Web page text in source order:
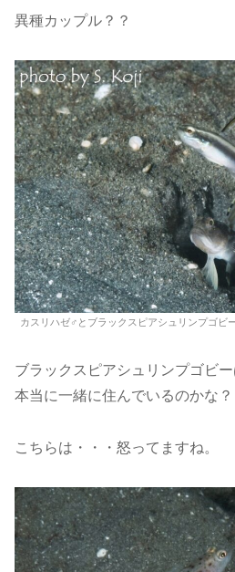
異種カップル？？
カスリハゼ♂とブラックスピアシュリンプゴビ
ブラックスピアシュリンプゴビ
本当に一緒に住んでいるのかな？
こちらは・・・怒ってますね。